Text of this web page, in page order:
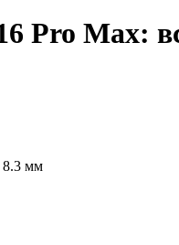
Pro Max:
8.3 мм